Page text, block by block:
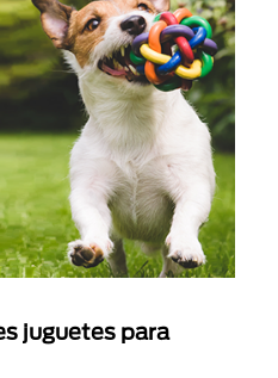
juguetes para